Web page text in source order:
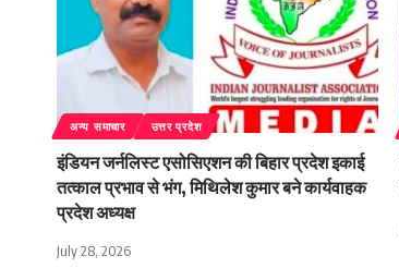
अन्य समाचार उत्तर प्रदेश
इंडियन जर्नलिस्ट एसोसिएशन की बिहार प्रदेश इकाई
तत्काल प्रभाव से भंग, मिथिलेश कुमार बने कार्यवाहक
प्रदेश अध्यक्ष
July 28, 2026